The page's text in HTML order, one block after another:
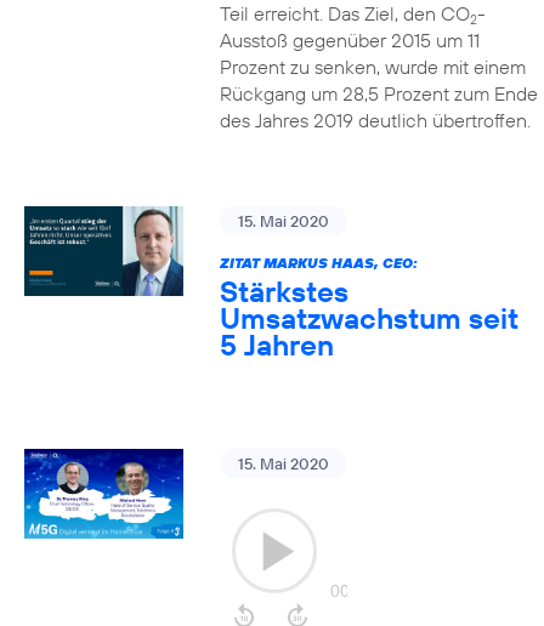
Teil erreicht. Das Ziel, den CO2-
Ausstoß gegenüber 2015 um 11
Prozent zu senken, wurde mit einem
Rückgang um 28,5 Prozent zum Ende
des Jahres 2019 deutlich übertroffen.
15. Mai 2020
ZITAT MARKUS HAAS, CEO:
Stärkstes
Umsatzwachstum seit
5 Jahren
15. Mai 2020